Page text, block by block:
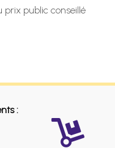
prix public conseillé
: